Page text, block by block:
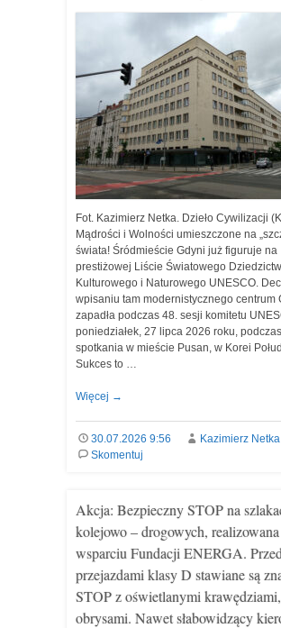
Fot. Kazimierz Netka. Dzieło Cywilizacji
Mądrości i Wolności umieszczone na
świata! Śródmieście Gdyni już figuruje na
prestiżowej Liście Światowego
Kulturowego i Naturowego UNESCO.
wpisaniu tam modernistycznego centrum
zapadła podczas 48. sesji komitetu
poniedziałek, 27 lipca 2026 roku, podczas
spotkania w mieście Pusan, w Korei
Sukces to …
Więcej →
30.07.2026 9:56
Kazimierz Netka
Skomentuj
Akcja: Bezpieczny STOP na
kolejowo – drogowych,
wsparciu Fundacji ENERGA. Przed
przejazdami klasy D stawiane są
STOP z oświetlanymi krawędziami,
obrysami. Nawet słabowidzący